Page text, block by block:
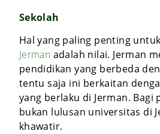
Sekolah
Hal yang paling penting
Jerman adalah nilai. Jerman
pendidikan yang berbeda
tentu saja ini berkaitan
yang berlaku di Jerman. Bagi
bukan lulusan universitas di
khawatir.